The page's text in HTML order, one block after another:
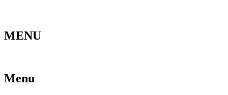
MENU
Menu